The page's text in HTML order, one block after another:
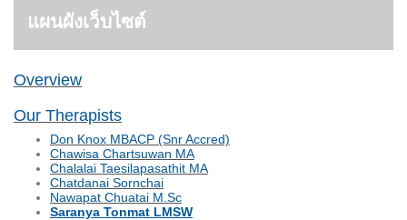
แผนผังเว็บไซต์
Overview
Our Therapists
Don Knox MBACP (Snr Accred)
Chawisa Chartsuwan MA
Chalalai Taesilapasathit MA
Chatdanai Sornchai
Nawapat Chuatai M.Sc
Saranya Tonmat LMSW